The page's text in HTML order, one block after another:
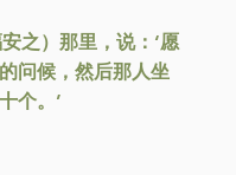
之）那里，说：‘愿
问候，然后那人坐
个。’